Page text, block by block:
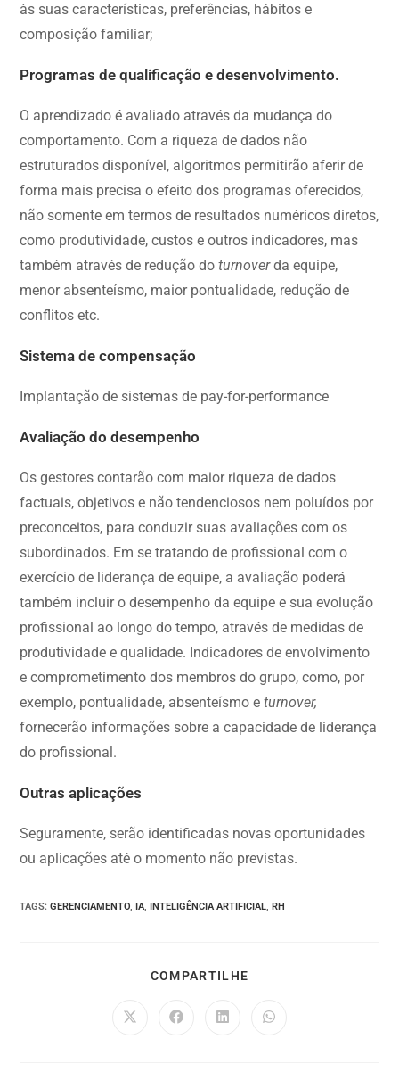
às suas características, preferências, hábitos e
composição familiar;
Programas de qualificação e desenvolvimento.
O aprendizado é avaliado através da mudança do
comportamento. Com a riqueza de dados não
estruturados disponível, algoritmos permitirão aferir de
forma mais precisa o efeito dos programas oferecidos,
não somente em termos de resultados numéricos diretos,
como produtividade, custos e outros indicadores, mas
também através de redução doturnoverda equipe,
menor absenteísmo, maior pontualidade, redução de
conflitos etc.
Sistema de compensação
Implantação de sistemas de pay-for-performance
Avaliação do desempenho
Os gestores contarão com maior riqueza de dados
factuais, objetivos e não tendenciosos nem poluídos por
preconceitos, para conduzir suas avaliações com os
subordinados. Em se tratando de profissional com o
exercício de liderança de equipe, a avaliação poderá
também incluir o desempenho da equipe e sua evolução
profissional ao longo do tempo, através de medidas de
produtividade e qualidade. Indicadores de envolvimento
e comprometimento dos membros do grupo, como, por
exemplo, pontualidade, absenteísmo eturnover,
fornecerão informações sobre a capacidade de liderança
do profissional.
Outras aplicações
Seguramente, serão identificadas novas oportunidades
ou aplicações até o momento não previstas.
TAGS:GERENCIAMENTO, IA, INTELIGÊNCIA ARTIFICIAL, RH
COMPARTILHE